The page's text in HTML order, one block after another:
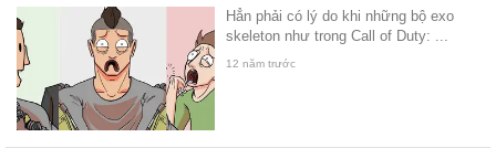
Hẳn phải có lý do khi những bộ exo
skeleton như trong Call of Duty: ...
12 năm trước